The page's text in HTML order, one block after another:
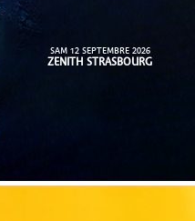
SAM 12 SEPTEMBRE 2026
ZENITH STRASBOURG